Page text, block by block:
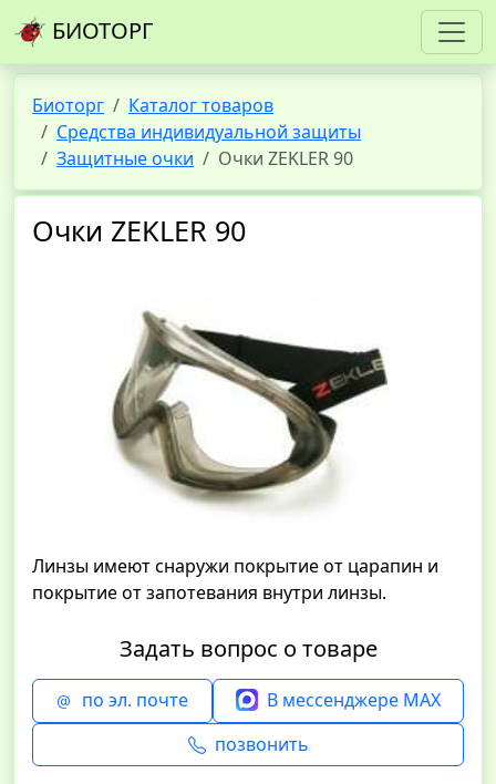
БИОТОРГ
Биоторг
Каталог товаров
Средства индивидуальной защиты
Защитные очки
Очки ZEKLER 90
Очки ZEKLER 90
Линзы имеют снаружи покрытие от царапин и
покрытие от запотевания внутри линзы.
Задать вопрос о товаре
по эл. почте
В мессенджере MAX
позвонить